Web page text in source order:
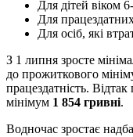
Для дітей віком
Для
Для осіб, які
З 1 липня зросте
до прожиткового
працездатність.
мінімум 1 854 гривні.
Водночас зростає